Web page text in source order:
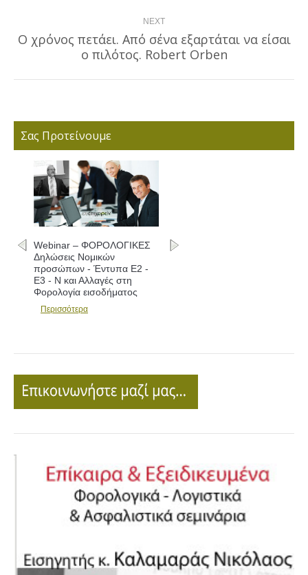
NEXT
Next
post:
Ο χρόνος πετάει. Από σένα εξαρτάται να είσαι
ο πιλότος. Robert Orben
Σας Προτείνουμε
Webinar – ΦΟΡΟΛΟΓΙΚΕΣ
Δηλώσεις Νομικών
προσώπων - Έντυπα Ε2 -
Ε3 - Ν και Αλλαγές στη
Φορολογία εισοδήματος
Περισσότερα